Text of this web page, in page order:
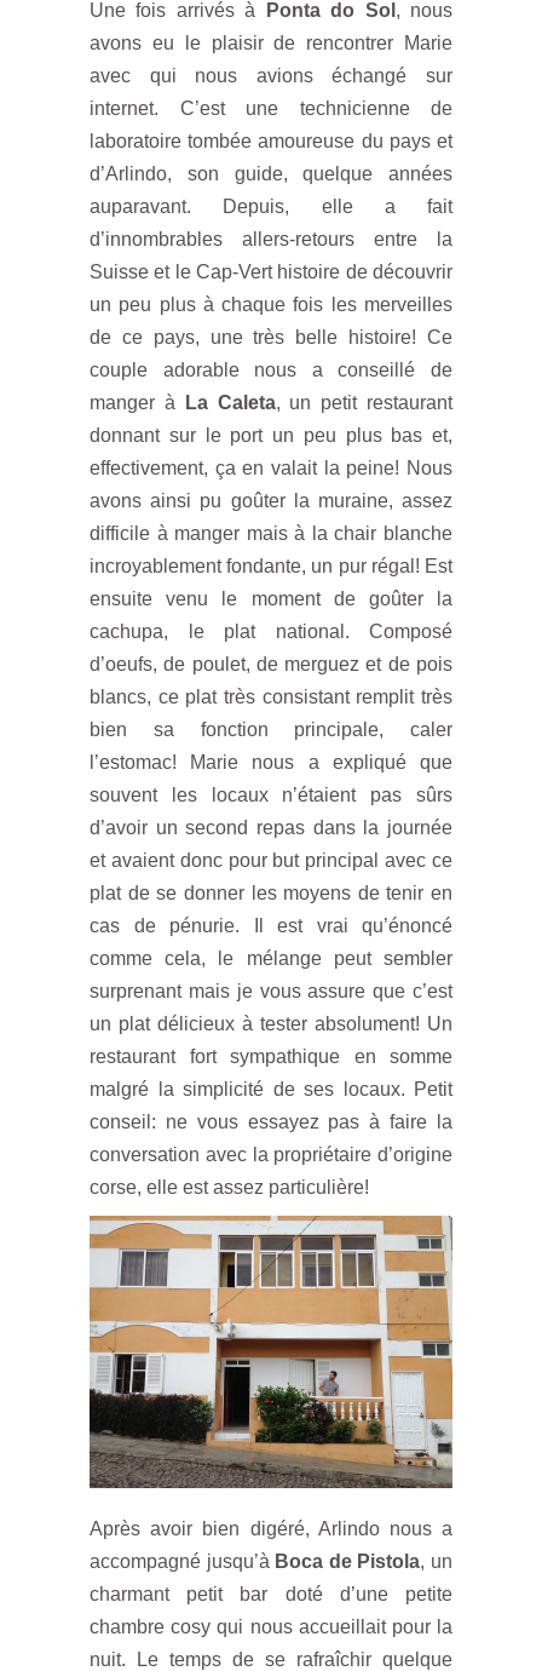
Une fois arrivés à Ponta do Sol , nous
avons eu le plaisir de rencontrer Marie
avec qui nous avions échangé sur
internet. C’est une technicienne de
laboratoire tombée amoureuse du pays et
d’Arlindo, son guide, quelque années
auparavant. Depuis, elle a fait
d’innombrables allers-retours entre la
Suisse et le Cap-Vert histoire de découvrir
un peu plus à chaque fois les merveilles
de ce pays, une très belle histoire! Ce
couple adorable nous a conseillé de
manger à
La Caleta, un petit restaurant
donnant sur le port un peu plus bas et,
effectivement, ça en valait la peine! Nous
avons ainsi pu goûter la muraine, assez
difficile à manger mais à la chair blanche
incroyablement fondante, un pur régal! Est
ensuite venu le moment de goûter la
cachupa, le plat national. Composé
d’oeufs, de poulet, de merguez et de pois
blancs, ce plat très consistant remplit très
bien sa fonction principale, caler
l’estomac! Marie nous a expliqué que
souvent les locaux n’étaient pas sûrs
d’avoir un second repas dans la journée
et avaient donc pour but principal avec ce
plat de se donner les moyens de tenir en
cas de pénurie. Il est vrai qu’énoncé
comme cela, le mélange peut sembler
surprenant mais je vous assure que c’est
un plat délicieux à tester absolument! Un
restaurant fort sympathique en somme
malgré la simplicité de ses locaux. Petit
conseil: ne vous essayez pas à faire la
conversation avec la propriétaire d’origine
corse, elle est assez particulière!
Après avoir bien digéré, Arlindo nous a
accompagné jusqu’à Boca de Pistola, un
charmant petit bar doté d’une petite
chambre cosy qui nous accueillait pour la
nuit. Le temps de se rafraîchir quelque